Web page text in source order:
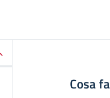
Cosa fa